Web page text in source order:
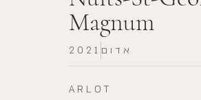
Magnum
2021 אדום
ARLOT